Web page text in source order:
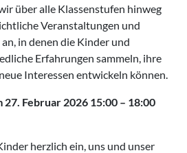
über alle Klassenstufen hinweg
Veranstaltungen und
in denen die Kinder und
Erfahrungen sammeln, ihre
Interessen entwickeln können.
27. Februar 2026 15:00 – 18:00
herzlich ein, uns und unser